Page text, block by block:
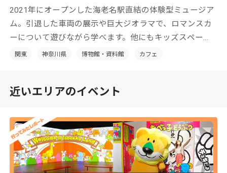
2021年にオープンした海老名駅直結の体験型ミュージア
ム。引退した車両の展示や巨大ジオラマで、ロマンスカ
ーについて遊びながら学べます。他にもキッズスペー
ス、カフェ、ミュージアムショップにフォトウェディン
関東 神奈川県 博物館・資料館 カフェ
近いエリアのイベント